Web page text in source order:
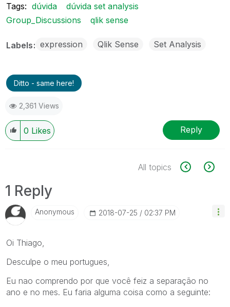
Tags: dúvida
dúvida set analysis
Group_Discussions
qlik sense
Labels expression Qlik Sense Set Analysis
Ditto - same here!
2,361 Views
0 Likes Reply
All topics
1 Reply
Anonymous ‎2018-07-25 02:37 PM
Oi Thiago,
Desculpe o meu portugues,
Eu nao comprendo por que você feiz a separação no
ano e no mes. Eu faria alguma coisa como a seguinte: